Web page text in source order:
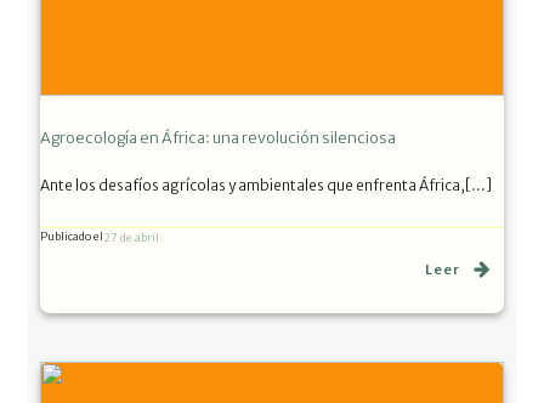
Agroecología en África: una revolución silenciosa
Ante los desafíos agrícolas y ambientales que enfrenta África,[…]
Publicado el27 de abril
Leer